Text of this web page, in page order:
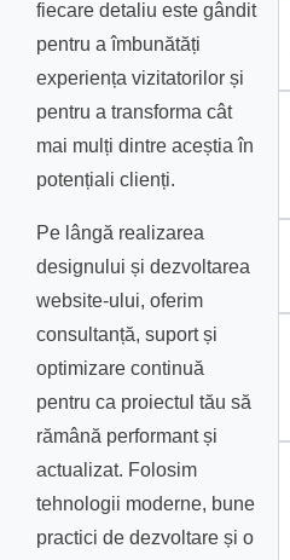
fiecare detaliu este gândit
pentru a îmbunătăți
experiența vizitatorilor și
pentru a transforma cât
mai mulți dintre aceștia în
potențiali clienți.
Pe lângă realizarea
designului și dezvoltarea
website-ului, oferim
consultanță, suport și
optimizare continuă
pentru ca proiectul tău să
rămână performant și
actualizat. Folosim
tehnologii moderne, bune
practici de dezvoltare și o